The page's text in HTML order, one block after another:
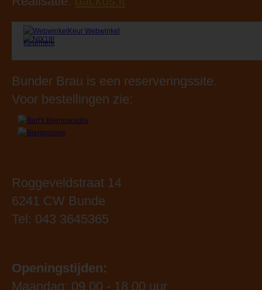
Bunder Brau is een reserveringssite.
Voor bestellingen zie:
Roggeveldstraat 14
6241 CW Bunde
Tel: 043 3645365
Openingstijden:
Maandag: 09.00 - 18.00 uur